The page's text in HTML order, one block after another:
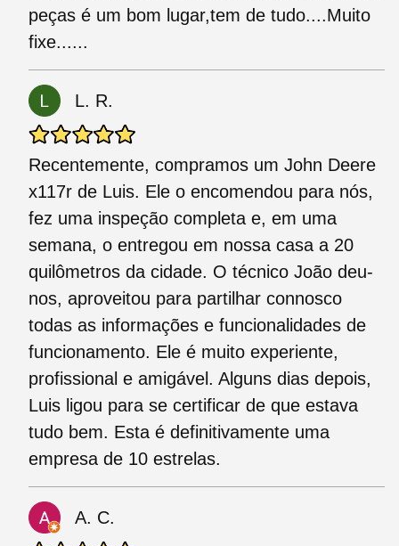
peças é um bom lugar,tem de tudo....Muito
fixe......
L. R.
Recentemente, compramos um John Deere
x117r de Luis. Ele o encomendou para nós,
fez uma inspeção completa e, em uma
semana, o entregou em nossa casa a 20
quilômetros da cidade. O técnico João deu-
nos, aproveitou para partilhar connosco
todas as informações e funcionalidades de
funcionamento. Ele é muito experiente,
profissional e amigável. Alguns dias depois,
Luis ligou para se certificar de que estava
tudo bem. Esta é definitivamente uma
empresa de 10 estrelas.
A. C.